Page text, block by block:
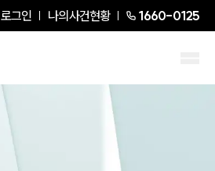
로그인 나의사건현황 1660-0125